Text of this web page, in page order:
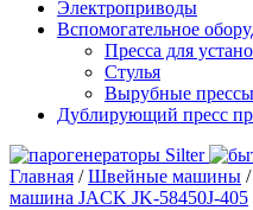
Электроприводы
Вспомогательное
Пресса для
Стулья
Вырубные прессы
Дублирующий пресс
Главная /Швейные машины /
машина JACK JK-58450J-405